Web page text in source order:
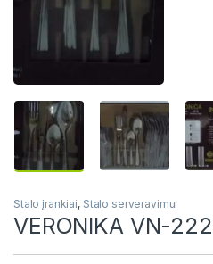
Stalo įrankiai, Stalo serveravimui
VERONIKA VN-